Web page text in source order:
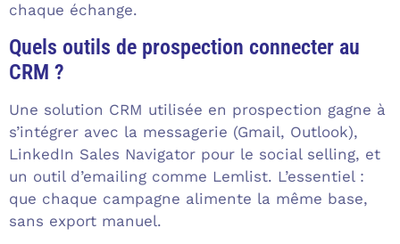
chaque échange.
Quels outils de prospection connecter au
CRM ?
Une solution CRM utilisée en prospection gagne à
s’intégrer avec la messagerie (Gmail, Outlook),
LinkedIn Sales Navigator pour le social selling, et
un outil d’emailing comme Lemlist. L’essentiel :
que chaque campagne alimente la même base,
sans export manuel.